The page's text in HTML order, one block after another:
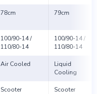
78cm 79cm
100/90-14 /
110/80-14
100/90-14 /
110/80-14
Air Cooled
Liquid
Cooling
Scooter Scooter